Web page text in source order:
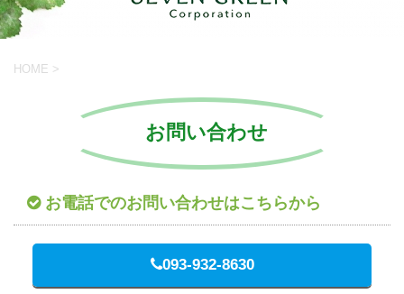
HOME >
お問い合わせ
お電話でのお問い合わせはこちらから
093-932-8630